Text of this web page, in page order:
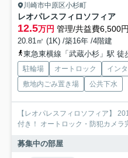
川崎市中原区小杉町
レオパレスフィロソフィア
12.5万円 管理/共益費6,500円
20.81㎡ (1K) /築16年 /4階建
東急東横線「武蔵小杉」駅 徒
駐輪場 オートロック イン
敷地内ごみ置き場
公共下水
【レオパレスフィロソフィア】
付き！ オートロック・防犯カメラ
募集中の部屋